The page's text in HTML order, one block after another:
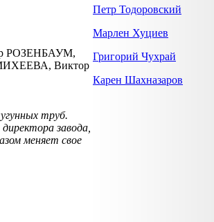
РОЗЕНБАУМ,
Виктор
труб.
завода,
меняет свое
Петр Тодоровский
Марлен Хуциев
Григорий Чухрай
Карен Шахназаров